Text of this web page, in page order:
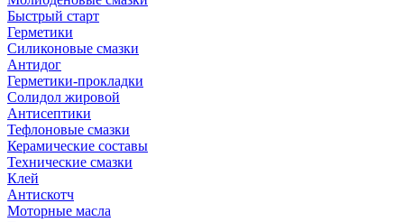
Быстрый старт
Герметики
Силиконовые смазки
Антидог
Герметики-прокладки
Солидол жировой
Антисептики
Тефлоновые смазки
Керамические составы
Технические смазки
Клей
Антискотч
Моторные масла